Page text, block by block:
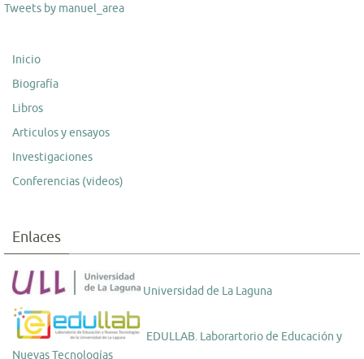
Tweets by manuel_area
Inicio
Biografía
Libros
Articulos y ensayos
Investigaciones
Conferencias (videos)
Enlaces
Universidad de La Laguna
EDULLAB. Laborartorio de Educación y
Nuevas Tecnologías